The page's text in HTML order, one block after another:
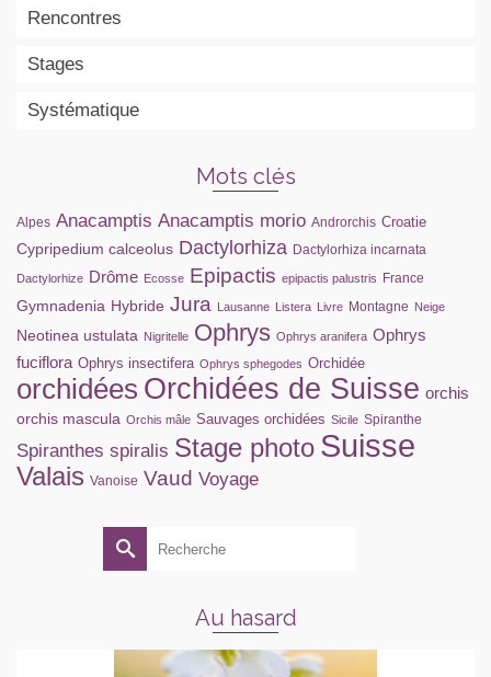
Rencontres
Stages
Systématique
Mots clés
Alpes Anacamptis Anacamptis morio Androrchis Croatie
Cypripedium calceolus Dactylorhiza Dactylorhiza incarnata
Dactylorhize Drôme Ecosse Epipactis epipactis palustris France
Gymnadenia Hybride Jura Lausanne Listera Livre Montagne Neige
Neotinea ustulata Nigritelle Ophrys Ophrys aranifera Ophrys
fuciflora Ophrys insectifera Ophrys sphegodes Orchidée
orchidées Orchidées de Suisse orchis
orchis mascula Orchis mâle Sauvages orchidées Sicile Spiranthe
Spiranthes spiralis Stage photo Suisse
Valais Vanoise Vaud Voyage
Rechercher :
Au hasard